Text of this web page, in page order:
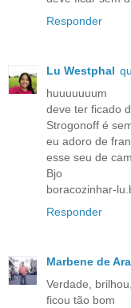
Responder
Lu Westphal
huuuuuuum
deve ter ficado
Strogonoff é
eu adoro de
esse seu de
Bjo
boracozinhar-
Responder
Marbene de
Verdade, brilhou,
ficou tão bom